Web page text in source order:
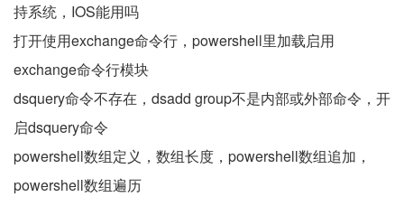
持系统，IOS能用吗
打开使用exchange命令行，powershell里加载启用
exchange命令行模块
dsquery命令不存在，dsadd group不是内部或外部命令，开
启dsquery命令
powershell数组定义，数组长度，powershell数组追加，
powershell数组遍历